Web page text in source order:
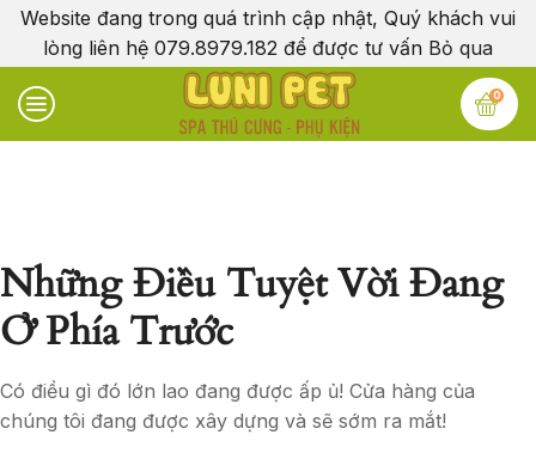
Website đang trong quá trình cập nhật, Quý khách vui
lòng liên hệ 079.8979.182 để được tư vấn Bỏ qua
0
Những Điều Tuyệt Vời Đang
Ở Phía Trước
Có điều gì đó lớn lao đang được ấp ủ! Cửa hàng của
chúng tôi đang được xây dựng và sẽ sớm ra mắt!